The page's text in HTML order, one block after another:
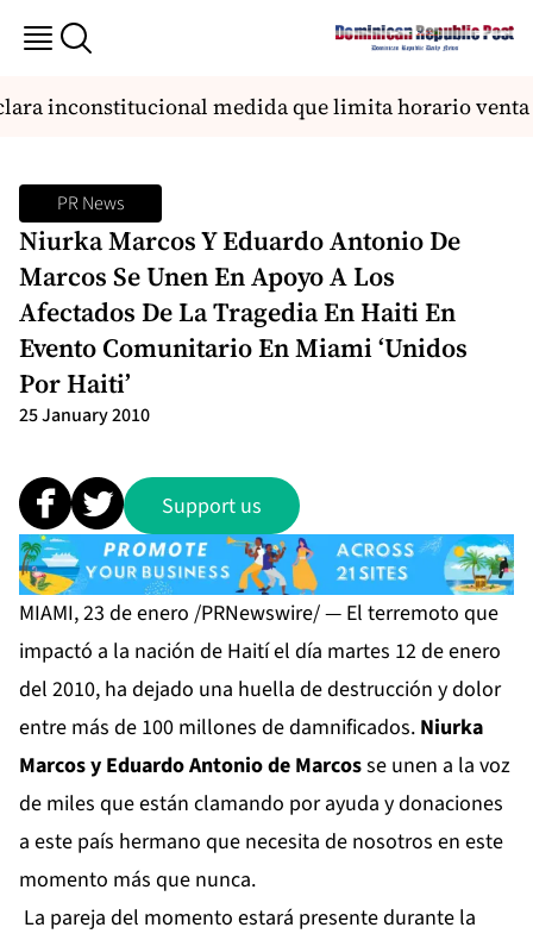
inconstitucional medida que limita horario venta
PR News
Niurka Marcos Y Eduardo Antonio De
Marcos Se Unen En Apoyo A Los
Afectados De La Tragedia En Haiti En
Evento Comunitario En Miami ‘Unidos
Por Haiti’
25 January 2010
Support us
MIAMI, 23 de enero /PRNewswire/ — El terremoto que
impactó a la nación de Haití el día martes 12 de enero
del 2010, ha dejado una huella de destrucción y dolor
entre más de 100 millones de damnificados. Niurka
Marcos y Eduardo Antonio de Marcosse unen a la voz
de miles que están clamando por ayuda y donaciones
a este país hermano que necesita de nosotros en este
momento más que nunca.
La pareja del momento estará presente durante la